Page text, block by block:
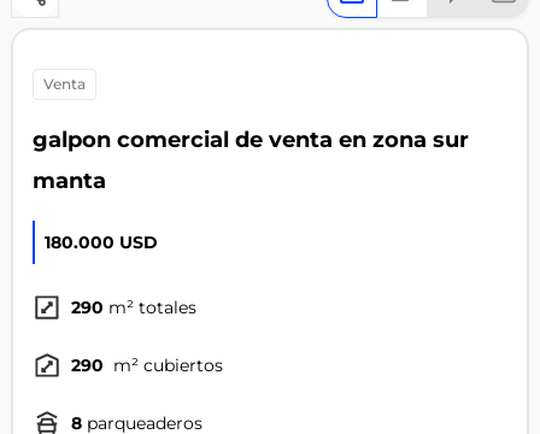
venta
galpon comercial de venta en zona sur
manta
180.000 USD
290 m² totales
290 m² cubiertos
8 parqueaderos